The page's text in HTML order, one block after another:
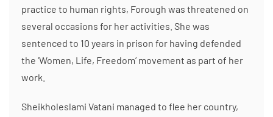
practice to human rights, Forough was threatened on
several occasions for her activities. She was
sentenced to 10 years in prison for having defended
the ‘Women, Life, Freedom’ movement as part of her
work.
Sheikholeslami Vatani managed to flee her country,